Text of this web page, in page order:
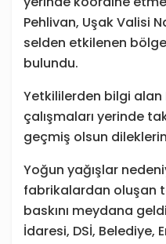
Pehlivan, Uşak Valisi
selden etkilenen
bulundu.
Yetkililerden bilgi alan
çalışmaları yerinde
geçmiş olsun
Yoğun yağışlar
fabrikalardan oluşan
baskını meydana
İdaresi, DSİ, Belediye,